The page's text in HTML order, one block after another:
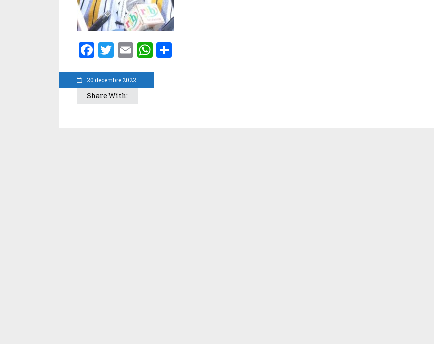
20 décembre 2022
Facebook
Twitter
EmailWhatsApp
Share With: